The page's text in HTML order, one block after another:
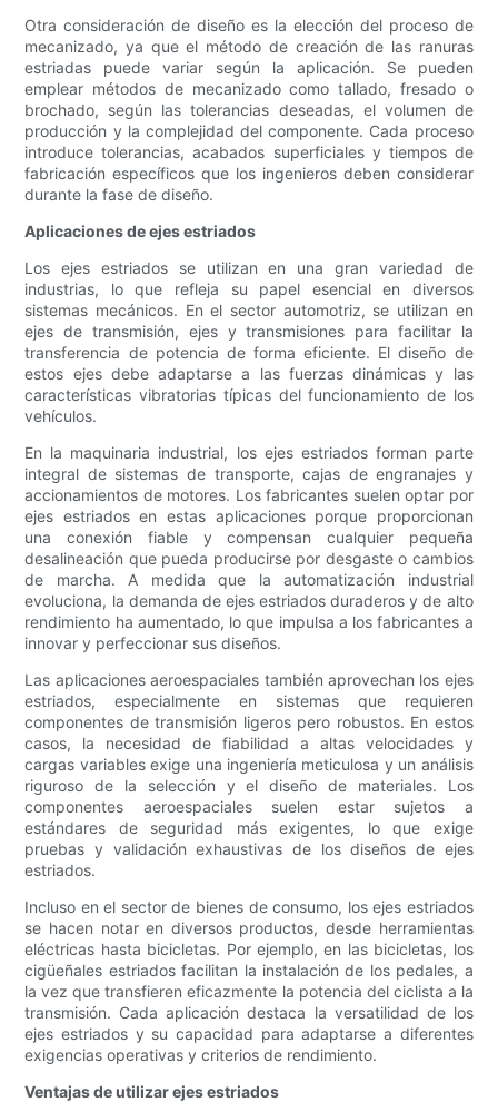
Otra consideración de diseño es la elección del proceso de
mecanizado, ya que el método de creación de las ranuras
estriadas puede variar según la aplicación. Se pueden
emplear métodos de mecanizado como tallado, fresado o
brochado, según las tolerancias deseadas, el volumen de
producción y la complejidad del componente. Cada proceso
introduce tolerancias, acabados superficiales y tiempos de
fabricación específicos que los ingenieros deben considerar
durante la fase de diseño.
Aplicaciones de ejes estriados
Los ejes estriados se utilizan en una gran variedad de
industrias, lo que refleja su papel esencial en diversos
sistemas mecánicos. En el sector automotriz, se utilizan en
ejes de transmisión, ejes y transmisiones para facilitar la
transferencia de potencia de forma eficiente. El diseño de
estos ejes debe adaptarse a las fuerzas dinámicas y las
características vibratorias típicas del funcionamiento de los
vehículos.
En la maquinaria industrial, los ejes estriados forman parte
integral de sistemas de transporte, cajas de engranajes y
accionamientos de motores. Los fabricantes suelen optar por
ejes estriados en estas aplicaciones porque proporcionan
una conexión fiable y compensan cualquier pequeña
desalineación que pueda producirse por desgaste o cambios
de marcha. A medida que la automatización industrial
evoluciona, la demanda de ejes estriados duraderos y de alto
rendimiento ha aumentado, lo que impulsa a los fabricantes a
innovar y perfeccionar sus diseños.
Las aplicaciones aeroespaciales también aprovechan los ejes
estriados, especialmente en sistemas que requieren
componentes de transmisión ligeros pero robustos. En estos
casos, la necesidad de fiabilidad a altas velocidades y
cargas variables exige una ingeniería meticulosa y un análisis
riguroso de la selección y el diseño de materiales. Los
componentes aeroespaciales suelen estar sujetos a
estándares de seguridad más exigentes, lo que exige
pruebas y validación exhaustivas de los diseños de ejes
estriados.
Incluso en el sector de bienes de consumo, los ejes estriados
se hacen notar en diversos productos, desde herramientas
eléctricas hasta bicicletas. Por ejemplo, en las bicicletas, los
cigüeñales estriados facilitan la instalación de los pedales, a
la vez que transfieren eficazmente la potencia del ciclista a la
transmisión. Cada aplicación destaca la versatilidad de los
ejes estriados y su capacidad para adaptarse a diferentes
exigencias operativas y criterios de rendimiento.
Ventajas de utilizar ejes estriados